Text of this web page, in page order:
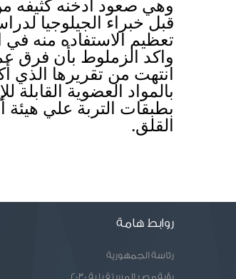
تعظيم الاستفاده منه
القلق.
روابط هامة
رئاسة الجمهورية
رؤية مصر المستقبلية 2030